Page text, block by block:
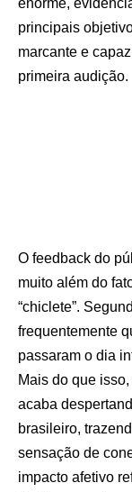
principais
marcante e
primeira audição.
O feedback do
muito além do
“chiclete”.
frequentemente
passaram o dia
Mais do que
acaba
brasileiro,
sensação de
impacto afetivo